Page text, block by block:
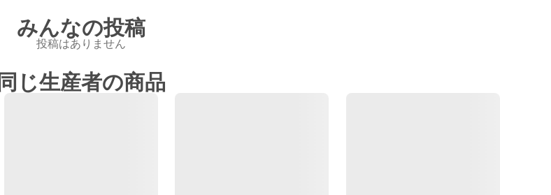
みんなの投稿
投稿はありません
同じ生産者の商品